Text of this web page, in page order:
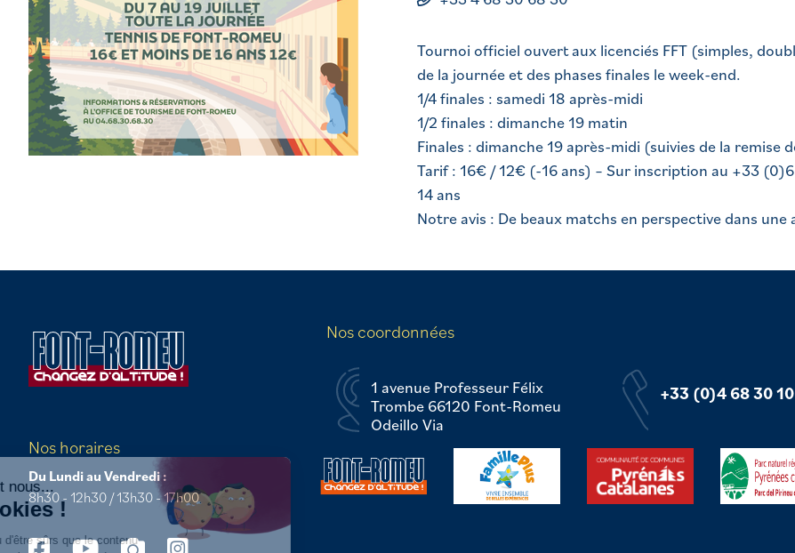
Tournoi officiel ouvert aux licenciés FFT (simples,
de la journée et des phases finales le week-end.
1/4 finales : samedi 18 après-midi
1/2 finales : dimanche 19 matin
Finales : dimanche 19 après-midi (suivies de la remise
Tarif : 16€ / 12€ (-16 ans) – Sur inscription au +33
14 ans
Notre avis : De beaux matchs en perspective dans
Nos horaires
Du Lundi au Vendredi :
8h30 - 12h30 / 13h30 - 17h00
Nos coordonnées
1 avenue Professeur Félix
Trombe 66120 Font-Romeu
Odeillo Via
+33 (0)4 68 30
Salut c'est nous...
les Cookies !
On a attendu d'être sûrs que le contenu